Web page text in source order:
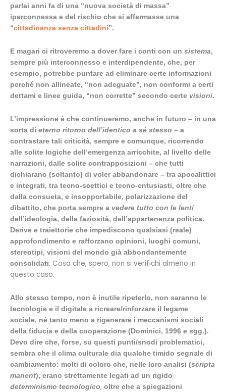
parlai anni fa di una “nuova società di massa”
iperconnessa e del rischio che si affermasse una
“cittadinanza senza cittadini”.
E magari ci ritroveremo a dover fare i conti con un sistema,
sempre più interconnesso e interdipendente, che, per
esempio, potrebbe puntare ad eliminare certe informazioni
perché non allineate, “non adeguate”, non conformi a certi
dettami e linee guida, “non corrette” secondo certe visioni.
L’impressione è che continueremo, anche in futuro – in una
sorta di eterno ritorno dell’identico a sé stesso – a
contrastare tali criticità, sempre e comunque, ricorrendo
alle solite logiche dell’emergenza arricchite, al livello delle
narrazioni, dalle solite contrapposizioni – che tutti
dichiarano (soltanto) di voler abbandonare – tra apocalittici
e integrati, tra tecno-scettici e tecno-entusiasti, oltre che
dalla consueta, e insopportabile, polarizzazione del
dibattito, che porta sempre a vedere tutto con le lenti
dell’ideologia, della faziosità, dell’appartenenza politica.
Derive e traiettorie che impediscono qualsiasi (reale)
approfondimento e rafforzano opinioni, luoghi comuni,
stereotipi, visioni del mondo già abbondantemente
consolidati. Cosa che, spero, non si verifichi almeno in
questo caso.
Allo stesso tempo, non è inutile ripeterlo, non saranno le
tecnologie e il digitale a ricreare/rinforzare il legame
sociale, né tanto meno a rigenerare i meccanismi sociali
della fiducia e della cooperazione (Dominici, 1996 e sgg.).
Devo dire che, forse, su questi punti/snodi problematici,
sembra che il clima culturale dia qualche timido segnale di
cambiamento: molti di coloro che, nelle loro analisi (scripta
manent), erano strettamente legati ad un rigido
determinismo tecnologico, oltre che a spiegazioni